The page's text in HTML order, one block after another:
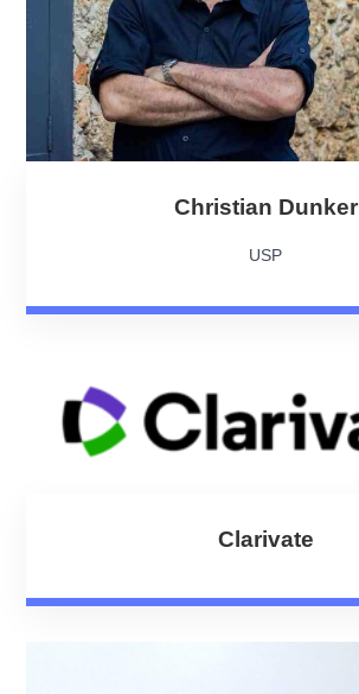
Christian Dunker
USP
Clarivate